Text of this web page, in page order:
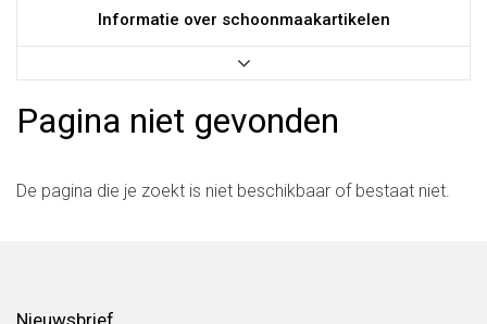
Informatie over schoonmaakartikelen
Pagina niet gevonden
De pagina die je zoekt is niet beschikbaar of bestaat niet.
Nieuwsbrief